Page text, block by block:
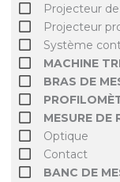
Projecteur
Projecteur
Système
MACHINE
BRAS DE
MESURE DE
Optique
Contact
BANC DE